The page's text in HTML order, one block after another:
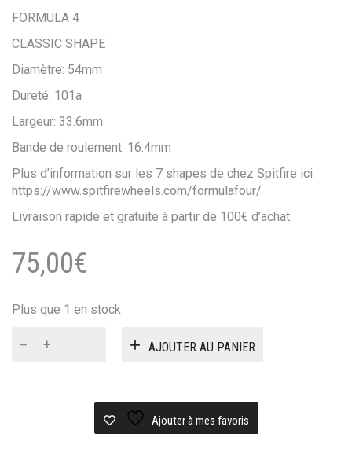
FORMULA 4
CLASSIC SHAPE
Diamètre: 54mm
Dureté: 101a
Largeur: 33.6mm
Bande de roulement: 16.4mm
Plus d’information sur les 7 shapes de chez Spitfire ici
https://www.spitfirewheels.com/formulafour/
Livraison rapide et gratuite à partir de 100€ d’achat.
75,00€
Plus que 1 en stock
AJOUTER AU PANIER
Ajouter à mes favoris